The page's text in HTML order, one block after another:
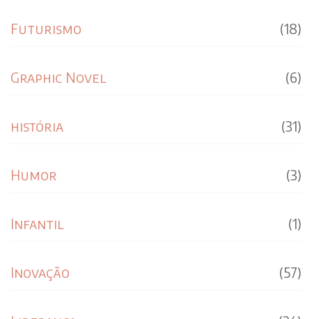
Futurismo (18)
Graphic Novel (6)
história (31)
Humor (3)
Infantil (1)
Inovação (57)